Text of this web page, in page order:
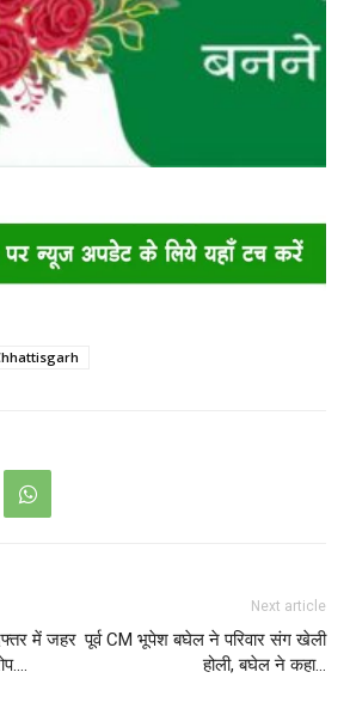
में जहर
Next article
पूर्व CM भूपेश बघेल ने परिवार संग खेली
होली, बघेल ने कहा…